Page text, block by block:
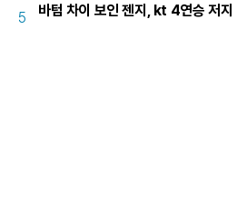
5 바텀 차이 보인 젠지, kt 4연승 저지